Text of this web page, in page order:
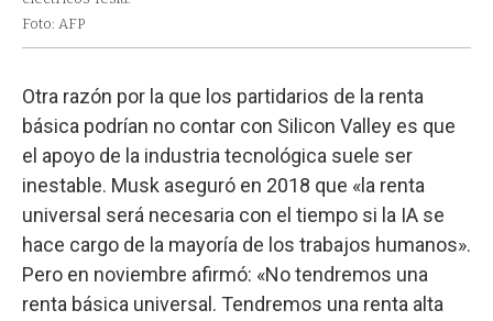
Foto: AFP
Otra razón por la que los partidarios de la renta
básica podrían no contar con Silicon Valley es que
el apoyo de la industria tecnológica suele ser
inestable. Musk aseguró en 2018 que «la renta
universal será necesaria con el tiempo si la IA se
hace cargo de la mayoría de los trabajos humanos».
Pero en noviembre afirmó: «No tendremos una
renta básica universal. Tendremos una renta alta